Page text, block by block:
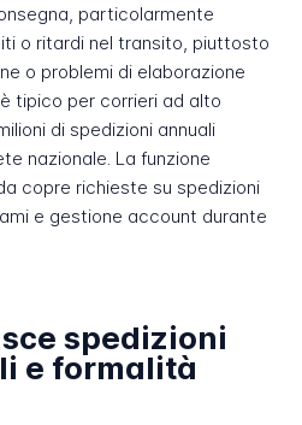
particolarmente
o ritardi nel transito, piuttosto
o problemi di elaborazione
tipico per corrieri ad alto
di spedizioni annuali
nazionale. La funzione
copre richieste su spedizioni
e gestione account durante
spedizioni
e formalità